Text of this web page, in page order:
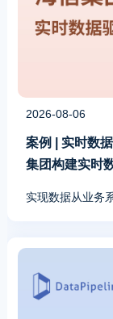
2026-08-06
案例 | 实时数
集团构建实时
实现数据从业务